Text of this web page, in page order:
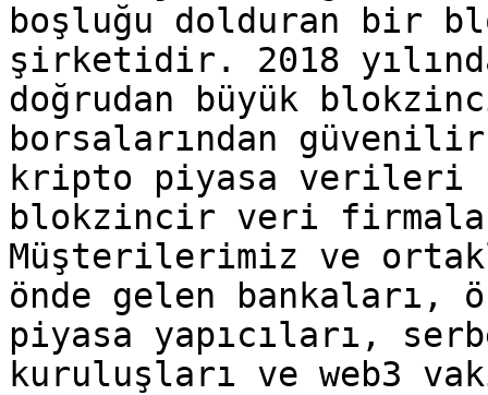
boşluğu dolduran bir
şirketidir. 2018
doğrudan büyük
borsalarından güvenilir
kripto piyasa verileri
blokzincir veri
Müşterilerimiz ve
önde gelen bankaları,
piyasa yapıcıları,
kuruluşları ve web3